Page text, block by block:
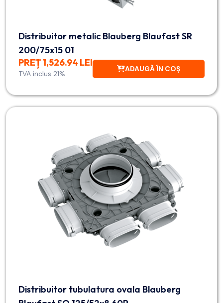
Distribuitor metalic Blauberg Blaufast SR
200/75x15 01
PREȚ 1,526.94 LEI
TVA inclus 21%
ADAUGĂ ÎN COȘ
Distribuitor tubulatura ovala Blauberg